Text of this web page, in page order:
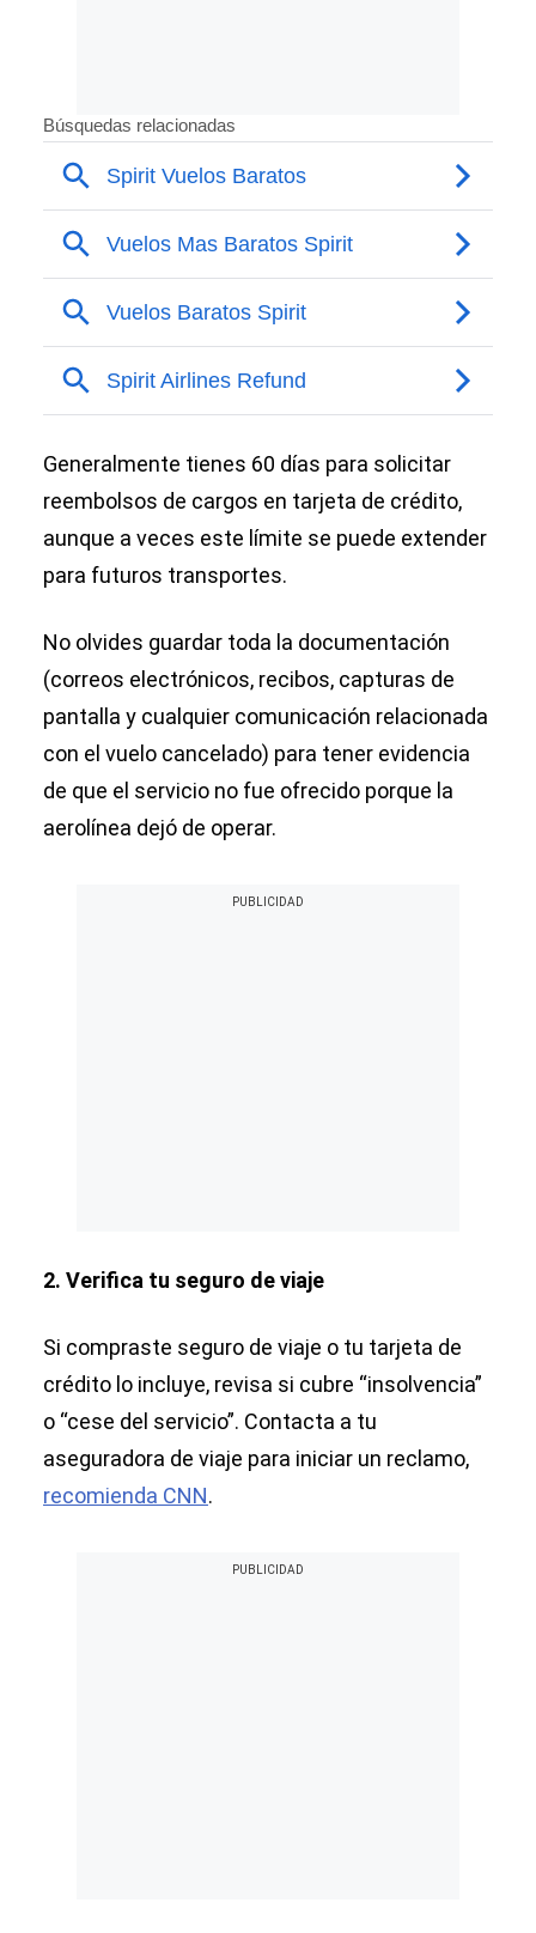
Generalmente tienes 60 días para solicitar
reembolsos de cargos en tarjeta de crédito,
aunque a veces este límite se puede extender
para futuros transportes.
No olvides guardar toda la documentación
(correos electrónicos, recibos, capturas de
pantalla y cualquier comunicación relacionada
con el vuelo cancelado) para tener evidencia
de que el servicio no fue ofrecido porque la
aerolínea dejó de operar.
2. Verifica tu seguro de viaje
Si compraste seguro de viaje o tu tarjeta de
crédito lo incluye, revisa si cubre “insolvencia”
o “cese del servicio”. Contacta a tu
aseguradora de viaje para iniciar un reclamo,
recomienda CNN.